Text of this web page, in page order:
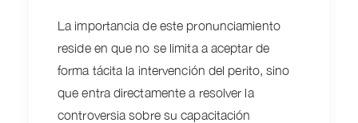
La importancia de este pronunciamiento
reside en que no se limita a aceptar de
forma tácita la intervención del perito, sino
que entra directamente a resolver la
controversia sobre su capacitación